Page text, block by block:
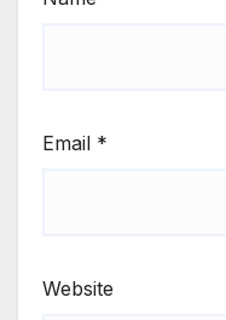
Email *
Website